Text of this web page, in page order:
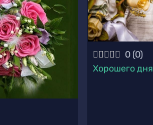
0 (0)
Хорошего дня